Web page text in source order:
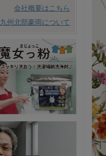
会社概要はこちら
九州北部豪雨について